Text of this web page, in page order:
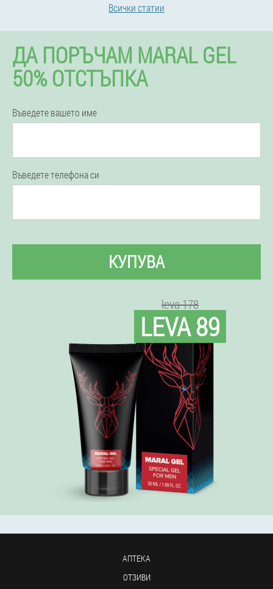
Всички статии
ДА ПОРЪЧАМ MARAL GEL
50% ОТСТЪПКА
Въведете вашето име
Въведете телефона си
КУПУВА
leva 178
LEVA 89
АПТЕКА
ОТЗИВИ